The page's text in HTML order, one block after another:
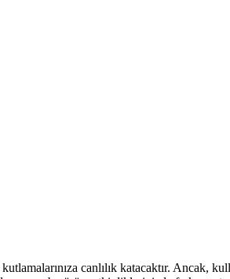
canlılık katacaktır. Ancak,